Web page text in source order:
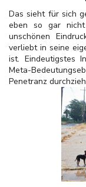
Das sieht für sich
eben so gar
unschönen
verliebt in seine
ist. Eindeutigstes
Meta-
Penetranz